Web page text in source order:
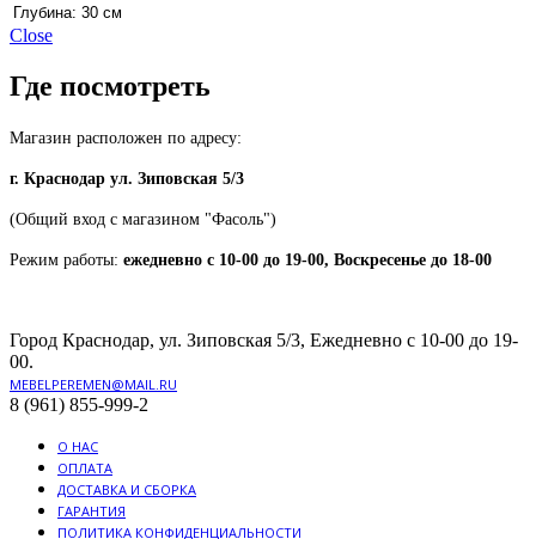
Глубина: 30 см
Close
Где посмотреть
Магазин расположен по адресу:
г. Краснодар ул. Зиповская 5/3
(Общий вход с магазином "Фасоль")
Режим работы: ежедневно с 10-00 до 19-00, Воскресенье до 18-00
Город Краснодар, ул. Зиповская 5/3, Ежедневно с 10-00 до 19-
00.
MEBELPEREMEN@MAIL.RU
8 (961) 855-999-2
О НАС
ОПЛАТА
ДОСТАВКА И СБОРКА
ГАРАНТИЯ
ПОЛИТИКА КОНФИДЕНЦИАЛЬНОСТИ